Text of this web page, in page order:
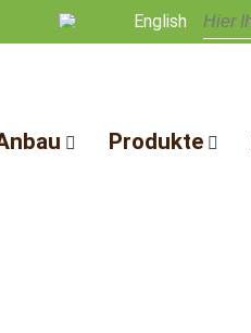
English
Produkte